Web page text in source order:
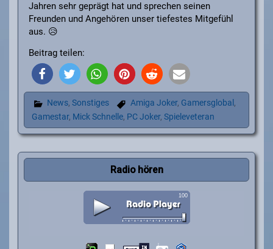
Jahren sehr geprägt hat und sprechen seinen
Freunden und Angehören unser tiefestes Mitgefühl
aus. 😥
Beitrag teilen:
News, Sonstiges Amiga Joker, Gamersglobal ,
Gamestar, Mick Schnelle, PC Joker, Spieleveteran
Radio hören